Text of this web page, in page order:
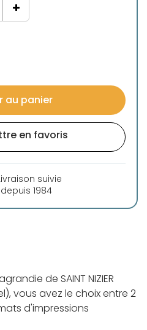
au panier
en favoris
suivie
1984
de SAINT NIZIER
vous avez le choix entre 2
d'impressions